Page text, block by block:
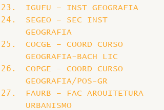
IGUFU – INST GEOGRAFIA
SEGEO – SEC INST
GEOGRAFIA
COCGE – COORD CURSO
GEOGRAFIA-BACH LIC
COPGE – COORD CURSO
GEOGRAFIA/POS-GR
FAURB – FAC AROUITETURA
URBANISMO